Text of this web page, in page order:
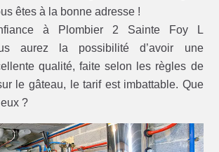
êtes à la bonne adresse !
à Plombier 2 Sainte Foy L
aurez la possibilité d’avoir une
qualité, faite selon les règles de
le gâteau, le tarif est imbattable. Que
?